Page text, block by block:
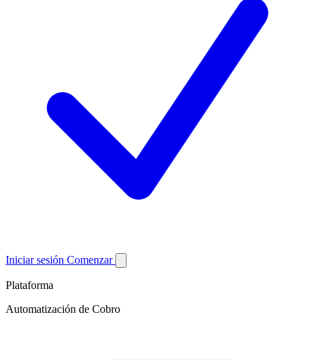
Iniciar sesión Comenzar
Plataforma
Automatización de Cobro